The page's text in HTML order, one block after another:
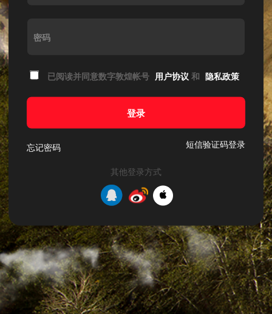
密码
已阅读并同意数字敦煌帐号 用户协议 和 隐私政策
登录
忘记密码 短信验证码登录
其他登录方式